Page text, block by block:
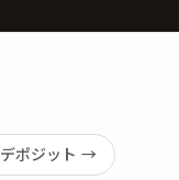
ポジット →